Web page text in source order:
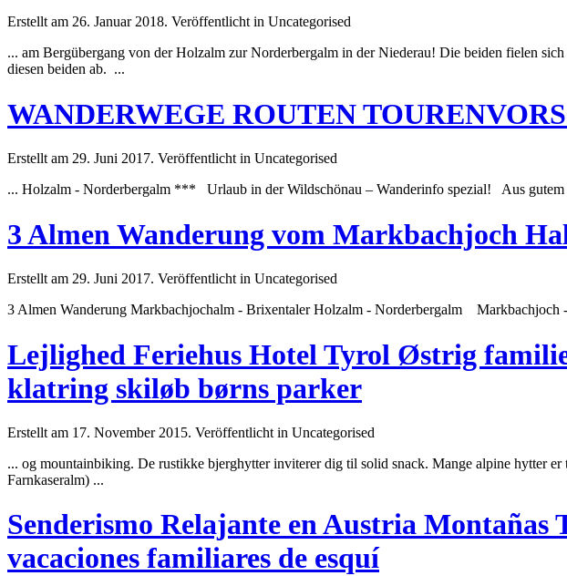
Erstellt am 26. Januar 2018. Veröffentlicht in Uncategorised
... am Bergübergang von der Holzalm zurNorderbergalm in der Niederau! Die beiden fielen
diesen beiden ab. ...
WANDERWEGE ROUTEN
Erstellt am 29. Juni 2017. Veröffentlicht in Uncategorised
... Holzalm - Norderbergalm *** Urlaub in der Wildschönau – Wanderinfo spezial! Aus gutem
3 Almen Wanderung vom Markbachjoch
Erstellt am 29. Juni 2017. Veröffentlicht in Uncategorised
3 Almen Wanderung Markbachjochalm - Brixentaler Holzalm - Norderbergalm Markbachjoch -
Lejlighed Feriehus Hotel Tyrol Østrig
klatring skiløb børns parker
Erstellt am 17. November 2015. Veröffentlicht in Uncategorised
... og mountainbiking. De rustikke bjerghytter inviterer dig til solid snack. Mange alpine hytter
Farnkaseralm) ...
Senderismo Relajante en Austria
vacaciones familiares de esquí